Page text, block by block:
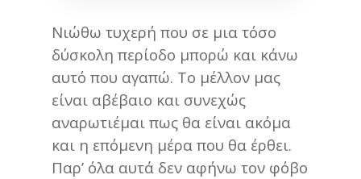
Νιώθω τυχερή που σε μια τόσο
δύσκολη περίοδο μπορώ και κάνω
αυτό που αγαπώ. Το μέλλον μας
είναι αβέβαιο και συνεχώς
αναρωτιέμαι πως θα είναι ακόμα
και η επόμενη μέρα που θα έρθει.
Παρ’ όλα αυτά δεν αφήνω τον φόβο